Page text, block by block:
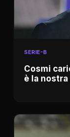
SERIE-B
Cosmi
è la